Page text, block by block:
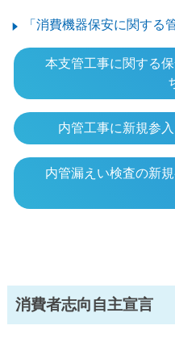
「消費機器保安に関する
本支管工事に関する
内管工事に新規参
内管漏えい検査の新
消費者志向自主宣言